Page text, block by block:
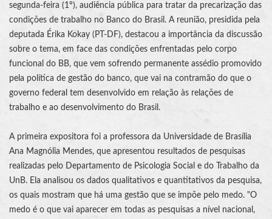
segunda-feira (1º), audiência pública para tratar da precarização das
condições de trabalho no Banco do Brasil. A reunião, presidida pela
deputada Érika Kokay (PT-DF), destacou a importância da discussão
sobre o tema, em face das condições enfrentadas pelo corpo
funcional do BB, que vem sofrendo permanente assédio promovido
pela política de gestão do banco, que vai na contramão do que o
governo federal tem desenvolvido em relação às relações de
trabalho e ao desenvolvimento do Brasil.
A primeira expositora foi a professora da Universidade de Brasília
Ana Magnólia Mendes, que apresentou resultados de pesquisas
realizadas pelo Departamento de Psicologia Social e do Trabalho da
UnB. Ela analisou os dados qualitativos e quantitativos da pesquisa,
os quais mostram que há uma gestão que se impõe pelo medo. "O
medo é o que vai aparecer em todas as pesquisas a nível nacional,